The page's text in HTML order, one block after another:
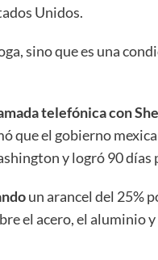
Unidos.
sino que es una
telefónica con
que el gobierno
y logró 90 días
un arancel del 25%
el acero, el aluminio